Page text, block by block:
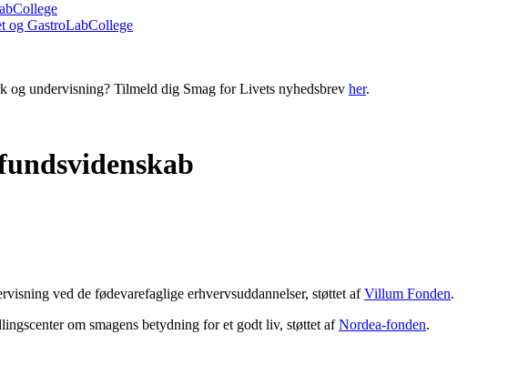
og GastroLabCollege
undervisning? Tilmeld dig Smag for Livets nyhedsbrev her.
ved de fødevarefaglige erhvervsuddannelser, støttet afVillum Fonden.
om smagens betydning for et godt liv, støttet afNordea-fonden.